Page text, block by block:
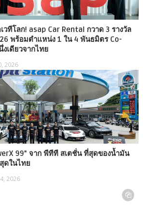
วทีโลก! asap Car Rental กวาด 3 รางวัล
พร้อมตำแหน่ง 1 ใน 4 พันธมิตร Co-
เดียวจากไทย
2026
99” จาก พีทีที สเตชั่น ที่สุดของน้ำมัน
ดในไทย
2026